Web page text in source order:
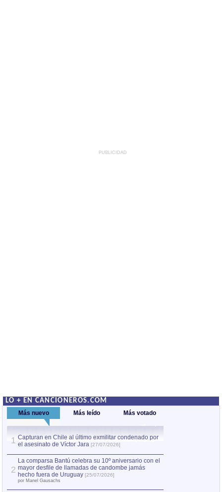
PUBLICIDAD
LO + EN CANCIONEROS.COM
Más nuevo Más leído Más votado
1 Capturan en Chile al último exmilitar condenado por
el asesinato de Víctor Jara [27/07/2026]
2
La comparsa Bantú celebra su 10º aniversario con el
mayor desfile de llamadas de candombe jamás
hecho fuera de Uruguay [25/07/2026]
por Manel Gausachs